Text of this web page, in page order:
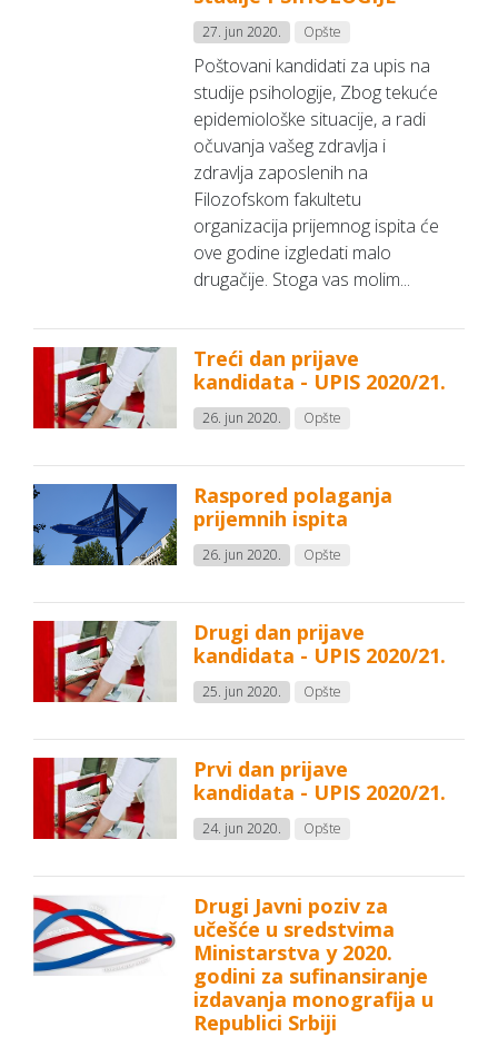
27. jun 2020. Opšte
Poštovani kandidati za upis na
studije psihologije, Zbog tekuće
epidemiološke situacije, a radi
očuvanja vašeg zdravlja i
zdravlja zaposlenih na
Filozofskom fakultetu
organizacija prijemnog ispita će
ove godine izgledati malo
drugačije. Stoga vas molim...
Treći dan prijave
kandidata - UPIS 2020/21.
26. jun 2020. Opšte
Raspored polaganja
prijemnih ispita
26. jun 2020. Opšte
Drugi dan prijave
kandidata - UPIS 2020/21.
25. jun 2020. Opšte
Prvi dan prijave
kandidata - UPIS 2020/21.
24. jun 2020. Opšte
Drugi Javni poziv za
učešće u sredstvima
Ministarstva y 2020.
godini za sufinansiranje
izdavanja monografija u
Republici Srbiji